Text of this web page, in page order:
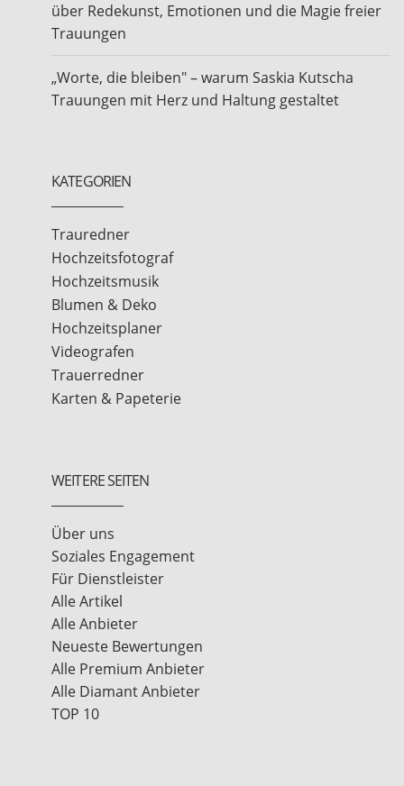
über Redekunst, Emotionen und die Magie freier
Trauungen
„Worte, die bleiben" – warum Saskia Kutscha
Trauungen mit Herz und Haltung gestaltet
KATEGORIEN
Trauredner
Hochzeitsfotograf
Hochzeitsmusik
Blumen & Deko
Hochzeitsplaner
Videografen
Trauerredner
Karten & Papeterie
WEITERE SEITEN
Über uns
Soziales Engagement
Für Dienstleister
Alle Artikel
Alle Anbieter
Neueste Bewertungen
Alle Premium Anbieter
Alle Diamant Anbieter
TOP 10